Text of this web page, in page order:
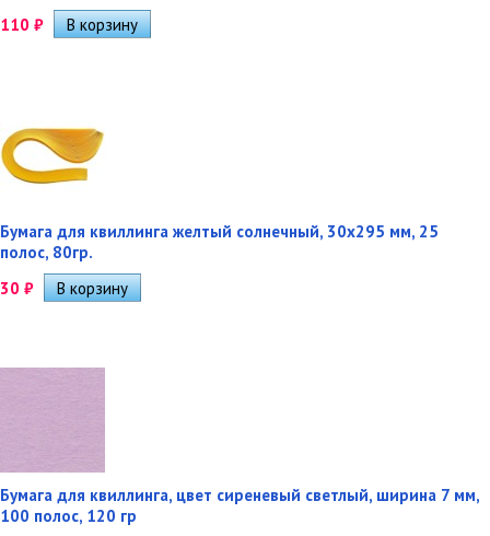
110 ₽
Бумага для квиллинга желтый солнечный, 30х295 мм, 25
полос, 80гр.
30 ₽
Бумага для квиллинга, цвет сиреневый светлый, ширина 7 мм,
100 полос, 120 гр